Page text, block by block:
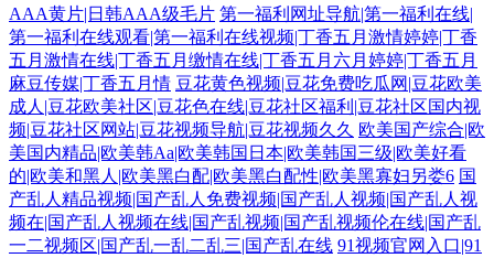
AAA黄片|日韩AAA级毛片 第一福利网址导航|第一福利在线|
第一福利在线观看|第一福利在线视频|丁香五月激情婷婷|丁香
五月激情在线|丁香五月缴情在线|丁香五月六月婷婷|丁香五月
麻豆传媒|丁香五月情 豆花黄色视频|豆花免费吃瓜网|豆花欧美
成人|豆花欧美社区|豆花色在线|豆花社区福利|豆花社区国内视
频|豆花社区网站|豆花视频导航|豆花视频久久 欧美国产综合|欧
美国内精品|欧美韩Aa|欧美韩国日本|欧美韩国三级|欧美好看
的|欧美和黑人|欧美黑白配|欧美黑白配性|欧美黑寡妇另娄6 国
产乱人精品视频|国产乱人免费视频|国产乱人视频|国产乱人视
频在|国产乱人视频在线|国产乱视频|国产乱视频伦在线|国产乱
一二视频区|国产乱一乱二乱三|国产乱在线 91视频官网入口|91